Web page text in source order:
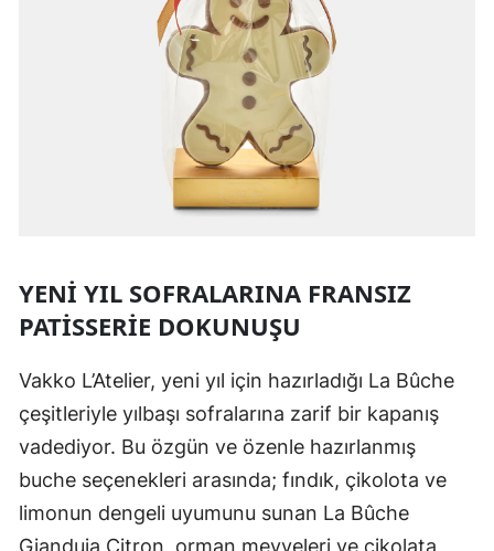
YENI YIL SOFRALARINA FRANSIZ
PATISSERIE DOKUNUŞU
Vakko L’Atelier, yeni yıl için hazırladığı La Bûche
çeşitleriyle yılbaşı sofralarına zarif bir kapanış
vadediyor. Bu özgün ve özenle hazırlanmış
buche seçenekleri arasında; fındık, çikolota ve
limonun dengeli uyumunu sunan La Bûche
Gianduja Citron, orman meyveleri ve çikolata